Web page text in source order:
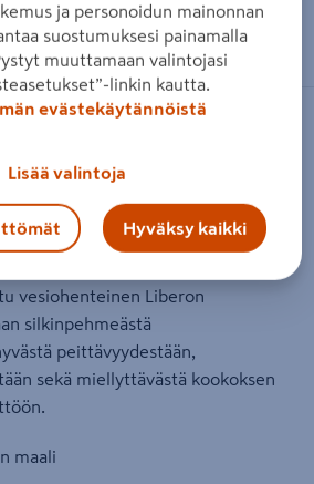
sormilla kosketusnäytöllä
KASEIINI
EAN-koodi : 3282391057291
vesiohenteinen Liberon
silkinpehmeästä
peittävyydestään,
sekä miellyttävästä kookoksen
maali
ja personoidun mainonnan
suostumuksesi painamalla
muuttamaan valintojasi
linkin kautta.
evästekäytännöistä
Lisää valintoja
Hyväksy kaikki